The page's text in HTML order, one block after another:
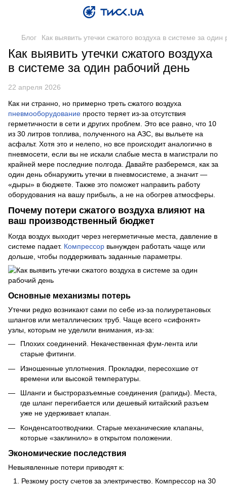
Блог Как выявить утечки сжатого воздуха в системе за
Как выявить утечки сжатого воздуха
в системе за один рабочий день
22 апреля 2026
Как ни странно, но примерно треть сжатого воздуха
пневмооборудование просто теряет из-за отсутствия
герметичности в сети и других проблем. Это все равно, что 10
из 30 литров топлива, полученного на АЗС, вы выльете на
асфальт. Хотя это и нелепо, но все происходит аналогично в
пневмосети, если вы не искали слабые места в магистрали по
крайней мере последние полгода. Давайте разберемся, как за
один день обнаружить утечки в пневмосистеме, а значит —
«дыры» в бюджете. Также это поможет направить работу
оборудования на вашу прибыль, а не на обогрев атмосферы.
Почему потери сжатого воздуха влияют на
ваш производственный бюджет
Когда воздух выходит через негерметичные места, давление в
системе падает. Компрессор вынужден работать чаще или
дольше, чтобы поддерживать заданные параметры.
Основные механизмы потерь
Утечки редко возникают сами по себе из-за полиуретановых
шлангов или металлических труб. Чаще всего «сифонят»
узлы, которым не уделили внимания, из-за:
Плохих соединений. Некачественная фум-лента или
старые фитинги.
Изношенные уплотнения. Прокладки, пересохшие от
времени или высокой температуры.
Шланги и быстроразъемные соединения (рапиды). Места,
где шланг перегибается или дешевый китайский разъем
уже не удерживает клапан.
Конденсатоотводчики. Старые механические клапаны,
которые «заклинило» в открытом положении.
Экономические последствия
Невыявленные потери приводят к:
Резкому росту счетов за электричество. Компрессор на 30